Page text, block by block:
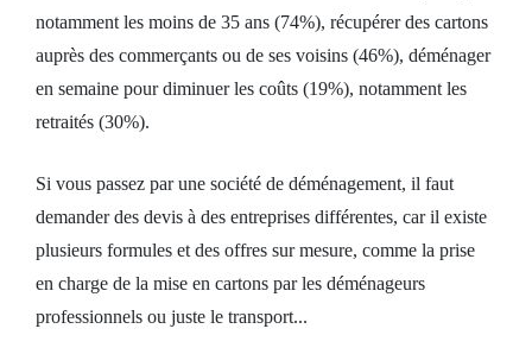
notamment les moins de 35 ans (74%), récupérer des cartons
auprès des commerçants ou de ses voisins (46%), déménager
en semaine pour diminuer les coûts (19%), notamment les
retraités (30%).
Si vous passez par une société de déménagement, il faut
demander des devis à des entreprises différentes, car il existe
plusieurs formules et des offres sur mesure, comme la prise
en charge de la mise en cartons par les déménageurs
professionnels ou juste le transport...